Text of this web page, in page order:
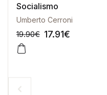
Socialismo
Umberto Cerroni
19.90€ 17.91€